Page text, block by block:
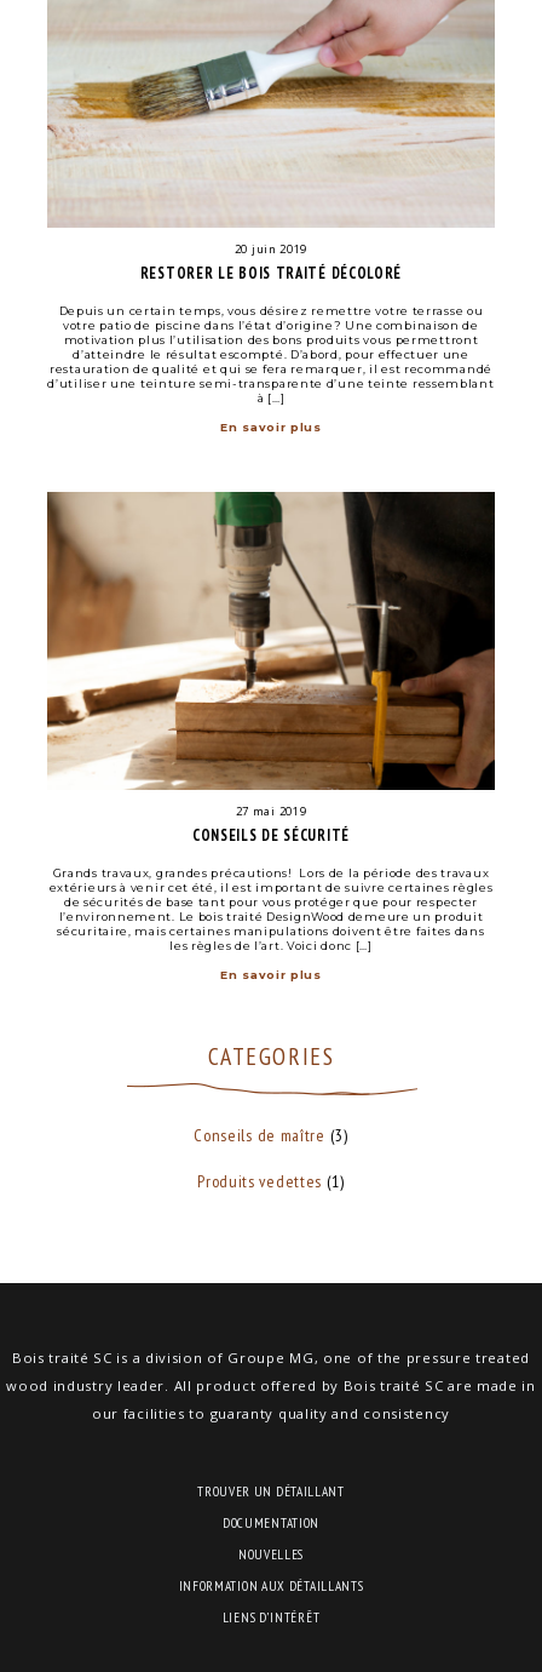
20 juin 2019
RESTORER LE BOIS TRAITÉ DÉCOLORÉ
Depuis un certain temps, vous désirez remettre votre terrasse ou
votre patio de piscine dans l’état d’origine? Une combinaison de
motivation plus l’utilisation des bons produits vous permettront
d’atteindre le résultat escompté. D’abord, pour effectuer une
restauration de qualité et qui se fera remarquer, il est recommandé
d’utiliser une teinture semi-transparente d’une teinte ressemblant
à […]
En savoir plus
27 mai 2019
CONSEILS DE SÉCURITÉ
Grands travaux, grandes précautions! Lors de la période des travaux
extérieurs à venir cet été, il est important de suivre certaines règles
de sécurités de base tant pour vous protéger que pour respecter
l’environnement. Le bois traité DesignWood demeure un produit
sécuritaire, mais certaines manipulations doivent être faites dans
les règles de l’art. Voici donc […]
En savoir plus
CATEGORIES
Conseils de maître (3)
Produits vedettes (1)
Bois traité SC is a division of Groupe MG, one of the pressure treated
wood industry leader. All product offered by Bois traité SC are made in
our facilities to guaranty quality and consistency
TROUVER UN DÉTAILLANT
DOCUMENTATION
NOUVELLES
INFORMATION AUX DÉTAILLANTS
LIENS D’INTÉRÊT